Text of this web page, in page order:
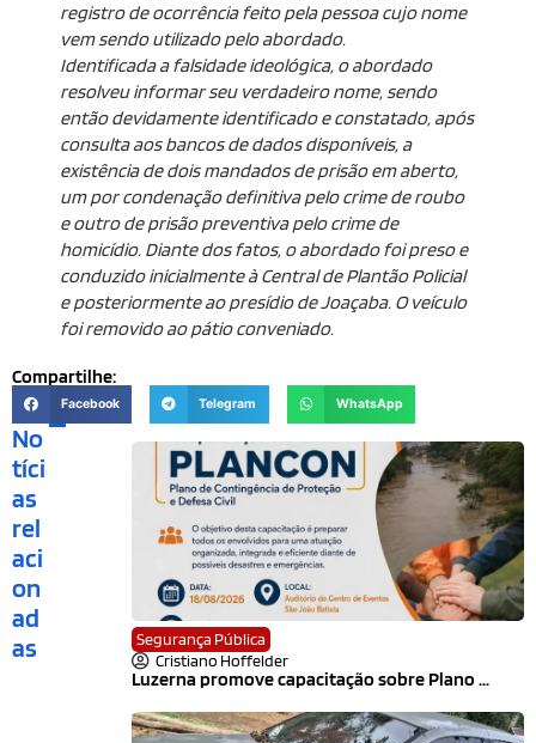
registro de ocorrência feito pela pessoa cujo nome
vem sendo utilizado pelo abordado.
Identificada a falsidade ideológica, o abordado
resolveu informar seu verdadeiro nome, sendo
então devidamente identificado e constatado, após
consulta aos bancos de dados disponíveis, a
existência de dois mandados de prisão em aberto,
um por condenação definitiva pelo crime de roubo
e outro de prisão preventiva pelo crime de
homicídio. Diante dos fatos, o abordado foi preso e
conduzido inicialmente à Central de Plantão Policial
e posteriormente ao presídio de Joaçaba. O veículo
foi removido ao pátio conveniado.
Compartilhe:
Facebook Telegram WhatsApp
No
tíci
as
rel
aci
on
ad
as
Segurança Pública
Cristiano Hoffelder
Luzerna promove capacitação sobre Plano ...